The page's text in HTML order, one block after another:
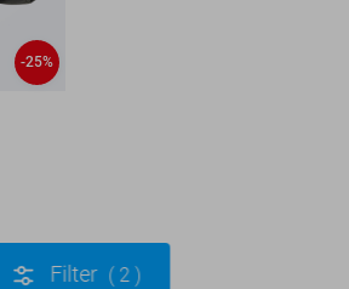
-25%
Filter 2